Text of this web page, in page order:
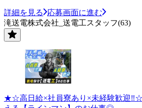
詳細を見る
応募画面に進む
滝送電株式会社_送電工スタッフ(63)
★☆高日給×社員寮あり×未経験歓迎